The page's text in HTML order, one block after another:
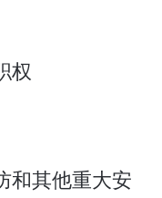
权
其他重大安